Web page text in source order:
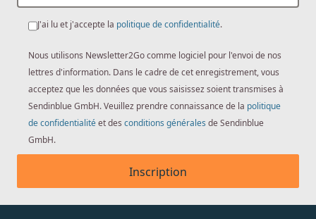
J'ai lu et j'accepte la politique de confidentialité.
Nous utilisons Newsletter2Go comme logiciel pour l'envoi de nos
lettres d'information. Dans le cadre de cet enregistrement, vous
acceptez que les données que vous saisissez soient transmises à
Sendinblue GmbH. Veuillez prendre connaissance de la politique
de confidentialitéet des conditions générales de Sendinblue
GmbH.
Inscription